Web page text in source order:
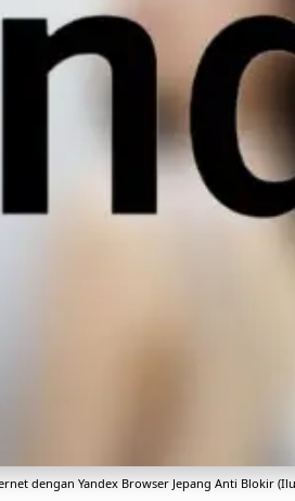
dengan Yandex Browser Jepang Anti Blokir